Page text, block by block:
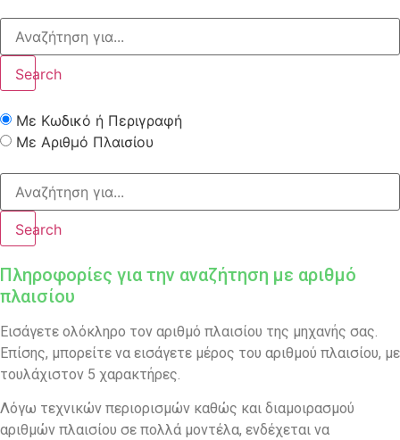
Search
Με Κωδικό ή Περιγραφή
Με Αριθμό Πλαισίου
Search
Πληροφορίες για την αναζήτηση με αριθμό
πλαισίου
Εισάγετε ολόκληρο τον αριθμό πλαισίου της μηχανής σας.
Επίσης, μπορείτε να εισάγετε μέρος του αριθμού πλαισίου, με
τουλάχιστον 5 χαρακτήρες.
Λόγω τεχνικών περιορισμών καθώς και διαμοιρασμού
αριθμών πλαισίου σε πολλά μοντέλα, ενδέχεται να